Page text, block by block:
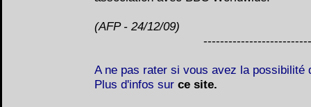
(AFP - 24/12/09)
A ne pas rater si vous avez la
Plus d'infos sur ce site.